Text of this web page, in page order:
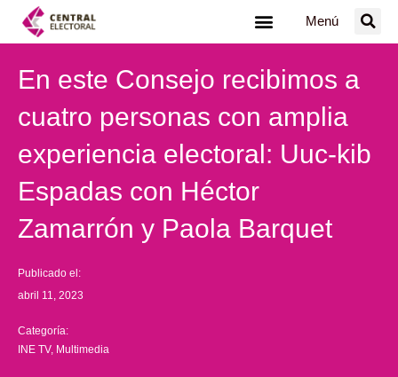
Menú
En este Consejo recibimos a
cuatro personas con amplia
experiencia electoral: Uuc-kib
Espadas con Héctor
Zamarrón y Paola Barquet
Publicado el:
abril 11, 2023
Categoría:
INE TV, Multimedia